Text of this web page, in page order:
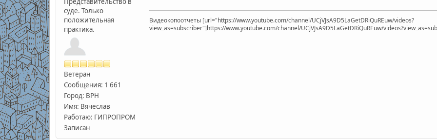
суде. Только
положительная
практика.
Ветеран
Сообщения: 1 661
Город: ВРН
Имя: Вячеслав
Работаю: ГИПРОПРОМ
Записан
Видеокопоотчеты [url="https://www.youtube.com/channel/UCjVJsA9D5LaGetDRiQuREuw/videos?
view_as=subscriber"]https://www.youtube.com/channel/UCjVJsA9D5LaGetDRiQuREuw/